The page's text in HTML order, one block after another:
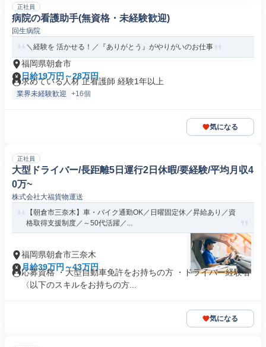
正社員
病院の看護助手(無資格・未経験歓迎)
回生病院
＼経験を 活かせる！／『ありがとう』がやりがいのお仕事
福岡県朝倉市
日給19万円～28万円
求めている人材 正看護師 経験1年以上
業界未経験歓迎 +16個
気になる
正社員
大型ドライバー/長距離5日運行2日休暇/要経験/平均月収4
0万~
株式会社大福貨物運送
【朝倉市三奈木】車・バイク通勤OK／日曜固定休／昇給あり／資
格取得支援制度／～50代活躍／...
福岡県朝倉市三奈木
月給39万円～43万円
応募資格 ・大型自動車免許をお持ちの方 ・ドライバー経験者
〈以下のスキルをお持ちの方...
気になる